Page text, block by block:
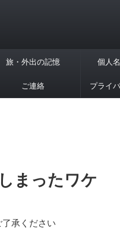
旅・外出の記憶 個人
ご連絡 プライ
まったワケ
承ください